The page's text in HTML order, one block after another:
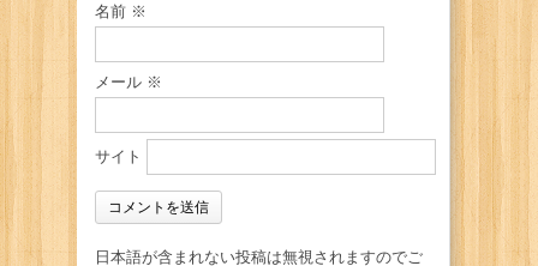
名前 ※
メール ※
サイト
日本語が含まれない投稿は無視されますのでご